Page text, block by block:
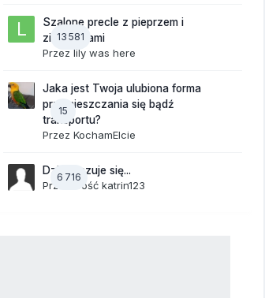
13 581
Szalone precle z pieprzem i
ziemniakami
Przez lily was here
15
Jaka jest Twoja ulubiona forma
przemieszczania się bądź
transportu?
Przez KochamElcie
6 716
Dzisiaj czuje się...
Przez Gość katrin123